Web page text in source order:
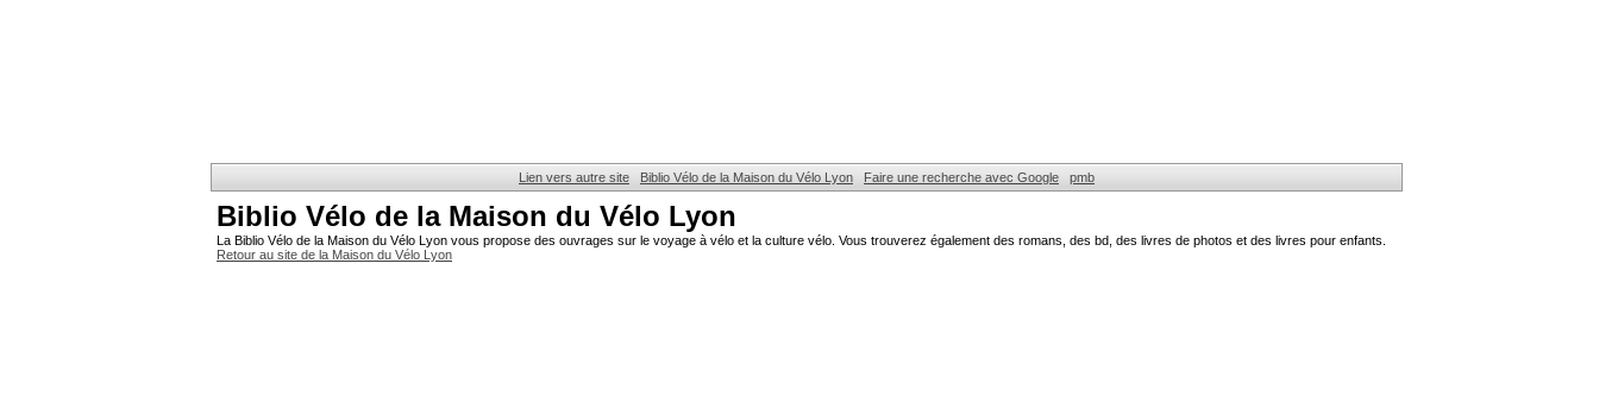
Lien vers autre site Biblio Vélo de la Maison du Vélo Lyon Faire une recherche avec Google pmb
Biblio Vélo de la Maison du Vélo Lyon
La Biblio Vélo de la Maison du Vélo Lyon vous propose des ouvrages sur le voyage à vélo et la culture vélo. Vous trouverez également des romans, des bd, des livres de photos et des livres pour enfants.
Retour au site de la Maison du Vélo Lyon